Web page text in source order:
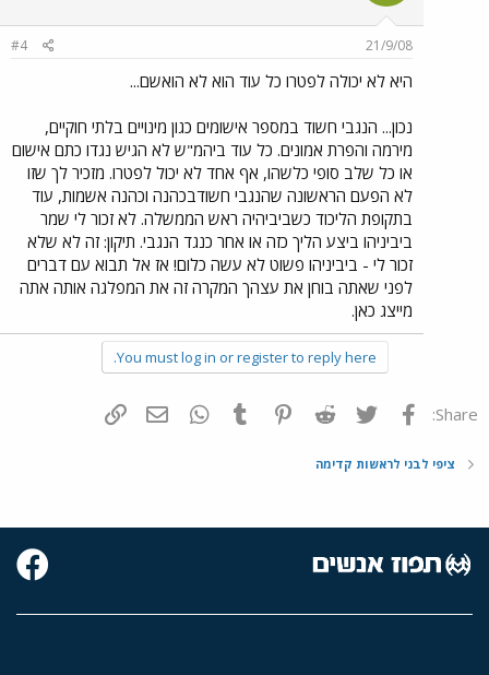
21/9/08
#4
היא לא יכולה לפטרו כל עוד הוא לא הואשם...
נכון... הנגבי חשוד במספר אישומים כגון מינויים בלתי חוקיים,
מירמה והפרת אמונים. כל עוד ביהמ"ש לא הגיש נגדו כתם אישום
או כל שלב סופי כלשהו, אף אחד לא יכול לפטרו. מזכיר לך שזו
לא הפעם הראשונה שהנגבי חשודבכהנה וכהנה אשמות, עוד
בתקופת הליכוד כשביביהיה ראש הממשלה. לא זכור לי שמר
ביביניהו ביצע הליך כזה או אחר כנגד הנגבי. תיקון: זה לא שלא
זכור לי - ביביניהו פשוט לא עשה כלום! אז אל תבוא עם דברים
לפני שאתה בוחן את עצהך המקרה זה את המפלגה אותה אתה
מייצג כאן.
You must log in or register to reply here.
Share: פייסבוק Twitter
Reddit
Pinterest
Tumblr
WhatsAppדואר אלקטרוני
ציפי לבני לראשות קדימה